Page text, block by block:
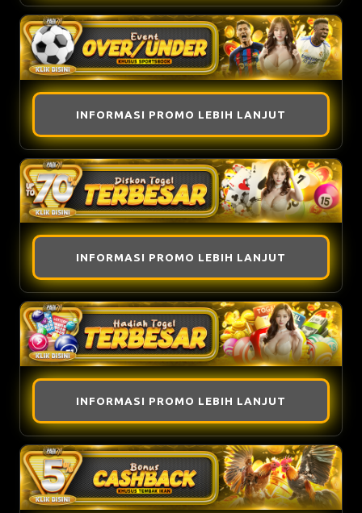
INFORMASI PROMO LEBIH LANJUT
INFORMASI PROMO LEBIH LANJUT
INFORMASI PROMO LEBIH LANJUT